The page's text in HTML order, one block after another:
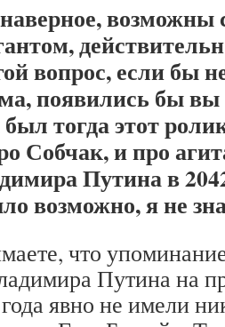
возможны
вопрос, если бы
появились бы вы
тогда этот
Собчак, и про
Путина в
возможно, я не
что
Путина на
явно не имели